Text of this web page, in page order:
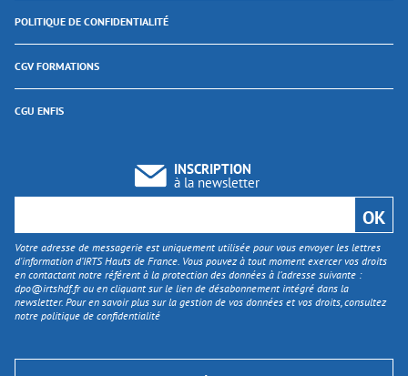
POLITIQUE DE CONFIDENTIALITÉ
CGV FORMATIONS
CGU ENFIS
INSCRIPTION
à la newsletter
Votre adresse de messagerie est uniquement utilisée pour vous envoyer les lettres
d'information d’IRTS Hauts de France. Vous pouvez à tout moment exercer vos droits
en contactant notre référent à la protection des données à l’adresse suivante :
dpo@irtshdf.frou en cliquant sur le lien de désabonnement intégré dans la
newsletter. Pour en savoir plus sur la gestion de vos données et vos droits, consultez
notre politique de confidentialité